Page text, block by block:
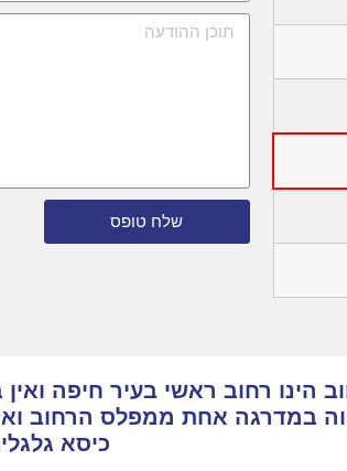
שלח טופס
הינו רחוב ראשי בעיר חיפה
במדרגה אחת ממפלס הרחוב
כיסא